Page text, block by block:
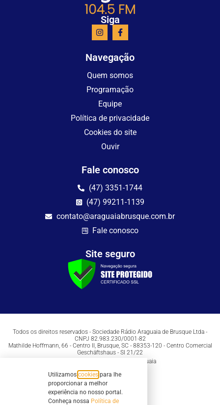
Siga
Navegação
Quem somos
Programação
Equipe
Política de privacidade
Cookies do site
Ouvir
Fale conosco
(47) 3351-1744
(47) 99211-1139
contato@araguaiabrusque.com.br
Fale conosco
Site seguro
Todos os direitos reservados - Sociedade Rádio Araguaia de Brusque Ltda -
CNPJ 82.983.230/0001-82
Mathilde Hoffmann, 66 - Centro II, Brusque, SC - 88353-120 - Centro Comercial
Geschäftshaus - Sl 21/22
Copyright © 2026 | Rádio Araguaia
Utilizamos cookies para lhe
proporcionar a melhor
experiência no nosso portal.
Conheça nossa Política de